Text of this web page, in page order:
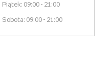
Piątek: 09:00 - 21:00
Sobota: 09:00 - 21:00